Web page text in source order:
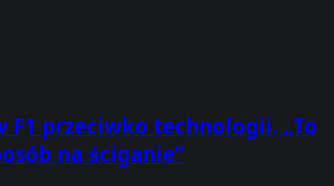
F1 przeciwko technologii. „To
na ściganie”